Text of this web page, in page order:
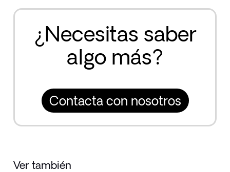
¿Necesitas saber
algo más?
Contacta con nosotros
Ver también